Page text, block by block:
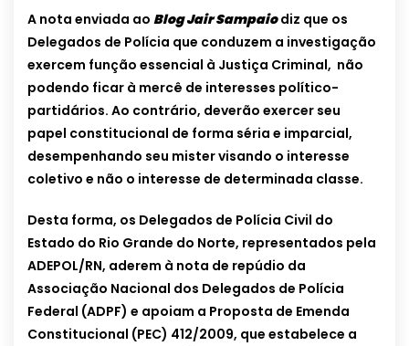
A nota enviada ao Blog Jair Sampaiodiz que os
Delegados de Polícia que conduzem a investigação
exercem função essencial à Justiça Criminal, não
podendo ficar à mercê de interesses político-
partidários. Ao contrário, deverão exercer seu
papel constitucional de forma séria e imparcial,
desempenhando seu mister visando o interesse
coletivo e não o interesse de determinada classe.
Desta forma, os Delegados de Polícia Civil do
Estado do Rio Grande do Norte, representados pela
ADEPOL/RN, aderem à nota de repúdio da
Associação Nacional dos Delegados de Polícia
Federal (ADPF) e apoiam a Proposta de Emenda
Constitucional (PEC) 412/2009, que estabelece a